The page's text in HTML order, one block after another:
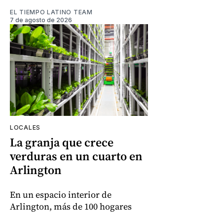
EL TIEMPO LATINO TEAM
7 de agosto de 2026
LOCALES
La granja que crece
verduras en un cuarto en
Arlington
En un espacio interior de
Arlington, más de 100 hogares